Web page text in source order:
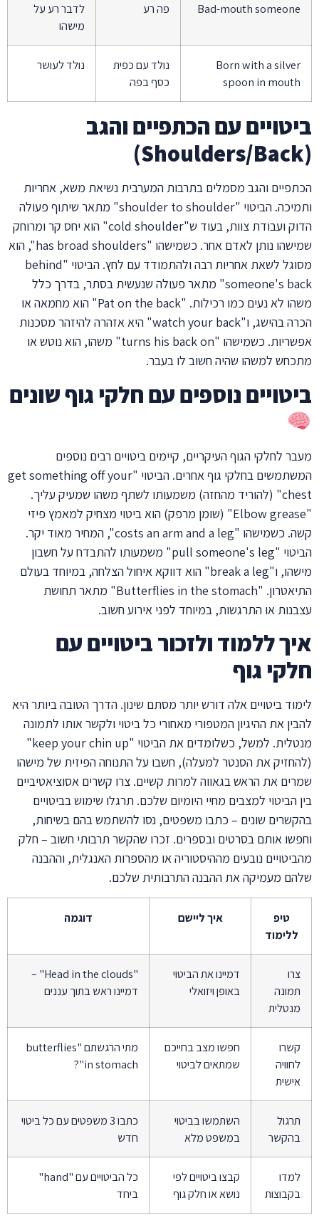
Bad-mouth someone פה רע
לדבר רע על
מישהו
Born with a silver
spoon in mouth
נולד עם כפית
כסף בפה
נולד לעושר
ביטויים עם הכתפיים והגב
(Shoulders/Back)
הכתפיים והגב מסמלים בתרבות המערבית נשיאת משא, אחריות
ותמיכה. הביטוי "shoulder to shoulder" מתאר שיתוף פעולה
הדוק ועבודת צוות, בעוד ש"cold shoulder" הוא יחס קר ומרוחק
שמישהו נותן לאדם אחר. כשמישהו "has broad shoulders", הוא
מסוגל לשאת אחריות רבה ולהתמודד עם לחץ. הביטוי "behind
someone's back" מתאר פעולה שנעשית בסתר, בדרך כלל
משהו לא נעים כמו רכילות. "Pat on the back" הוא מחמאה או
הכרה בהישג, ו"watch your back" היא אזהרה להיזהר מסכנות
אפשריות. כשמישהו "turns his back on" משהו, הוא נוטש או
מתכחש למשהו שהיה חשוב לו בעבר.
ביטויים נוספים עם חלקי גוף שונים
מעבר לחלקי הגוף העיקריים, קיימים ביטויים רבים נוספים
המשתמשים בחלקי גוף אחרים. הביטוי "get something off your
chest" (להוריד מהחזה) משמעותו לשתף משהו שמעיק עליך.
"Elbow grease" (שומן מרפק) הוא ביטוי מצחיק למאמץ פיזי
קשה. כשמישהו "costs an arm and a leg", המחיר מאוד יקר.
הביטוי "pull someone's leg" משמעותו להתבדח על חשבון
מישהו, ו"break a leg" הוא דווקא איחול הצלחה, במיוחד בעולם
התיאטרון. "Butterflies in the stomach" מתאר תחושת
עצבנות או התרגשות, במיוחד לפני אירוע חשוב.
איך ללמוד ולזכור ביטויים עם
חלקי גוף
לימוד ביטויים אלה דורש יותר מסתם שינון. הדרך הטובה ביותר היא
להבין את ההיגיון המטפורי מאחורי כל ביטוי ולקשר אותו לתמונה
מנטלית. למשל, כשלומדים את הביטוי "keep your chin up"
(להחזיק את הסנטר למעלה), חשבו על התנוחה הפיזית של מישהו
שמרים את הראש בגאווה למרות קשיים. צרו קשרים אסוציאטיביים
בין הביטוי למצבים מחיי היומיום שלכם. תרגלו שימוש בביטויים
בהקשרים שונים – כתבו משפטים, נסו להשתמש בהם בשיחות,
וחפשו אותם בסרטים ובספרים. זכרו שהקשר תרבותי חשוב – חלק
מהביטויים נובעים מההיסטוריה או מהספרות האנגלית, וההבנה
שלהם מעמיקה את ההבנה התרבותית שלכם.
טיפ
ללימוד
איך ליישם דוגמה
צרו
תמונה
מנטלית
דמיינו את הביטוי
באופן ויזואלי
"Head in the clouds" –
דמיינו ראש בתוך עננים
קשרו
לחוויה
אישית
חפשו מצב בחייכם
שמתאים לביטוי
מתי הרגשתם "butterflies
in stomach"?
תרגול
בהקשר
השתמשו בביטוי
במשפט מלא
כתבו 3 משפטים עם כל ביטוי
חדש
למדו
בקבוצות
קבצו ביטויים לפי
נושא או חלק גוף
כל הביטויים עם "hand"
ביחד